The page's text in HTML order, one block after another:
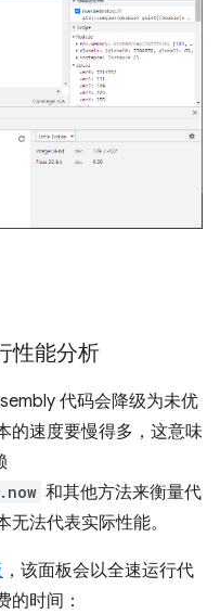
性能分析
代码会降级为未优
的速度要慢得多，这意味
和其他方法来衡量代
法代表实际性能。
，该面板会以全速运行代
的时间：